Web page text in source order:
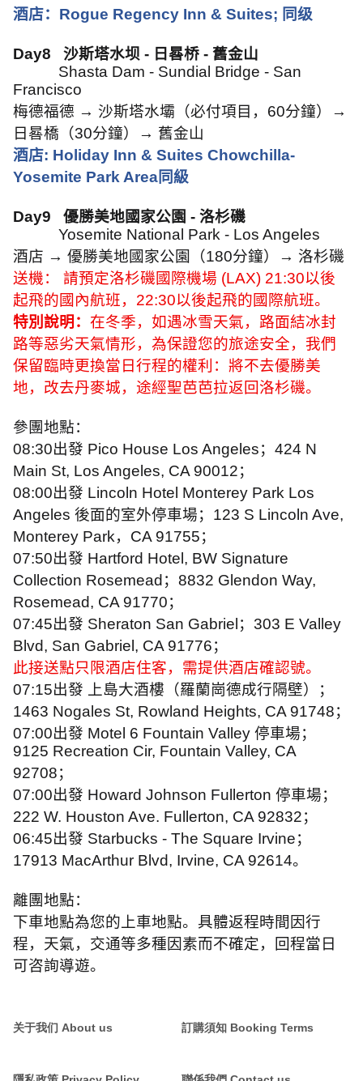
酒店： Rogue Regency Inn & Suites; 同级
Day8 沙斯塔水坝 - 日晷桥 - 舊金山
Shasta Dam - Sundial Bridge - San
Francisco
梅德福德 → 沙斯塔水壩（必付項目， 60分鐘）
→
日晷橋（30分鐘） → 舊金山
酒店: Holiday Inn & Suites Chowchilla-
Yosemite Park Area同級
Day9 優勝美地國家公園 - 洛杉磯
Yosemite National Park - Los Angeles
酒店 → 優勝美地國家公園（180分鐘） → 洛杉磯
送機： 請預定洛杉磯國際機場 (LAX) 21:30以後
起飛的國內航班， 22:30以後起飛的國際航班。
特別說明： 在冬季，如遇冰雪天氣，路面結冰封
路等惡劣天氣情形，為保證您的旅途安全，我們
保留臨時更換當日行程的權利：將不去優勝美
地，改去丹麥城，途經聖芭芭拉返回洛杉磯。
參團地點：
08:30出發 Pico House Los Angeles； 424 N
Main St, Los Angeles, CA 90012；
08:00出發 Lincoln Hotel Monterey Park Los
Angeles 後面的室外停車場； 123 S Lincoln Ave,
Monterey Park， CA 91755；
07:50出發 Hartford Hotel, BW Signature
Collection Rosemead ； 8832 Glendon Way,
Rosemead, CA 91770；
07:45出發 Sheraton San Gabriel ； 303 E Valley
Blvd, San Gabriel, CA 91776；
此接送點只限酒店住客，需提供酒店確認號。
07:15出發 上島大酒樓（羅蘭崗德成行隔壁）；
1463 Nogales St, Rowland Heights, CA 91748；
07:00出發 Motel 6 Fountain Valley 停車場；
9125 Recreation Cir, Fountain Valley, CA
92708；
07:00出發 Howard Johnson Fullerton 停車場；
222 W. Houston Ave. Fullerton, CA 92832；
06:45出發 Starbucks - The Square Irvine；
17913 MacArthur Blvd, Irvine, CA 92614。
離團地點：
下車地點為您的上車地點。具體返程時間因行
程，天氣，交通等多種因素而不確定，回程當日
可咨詢導遊。
关于我们 About us 訂購須知 Booking Terms